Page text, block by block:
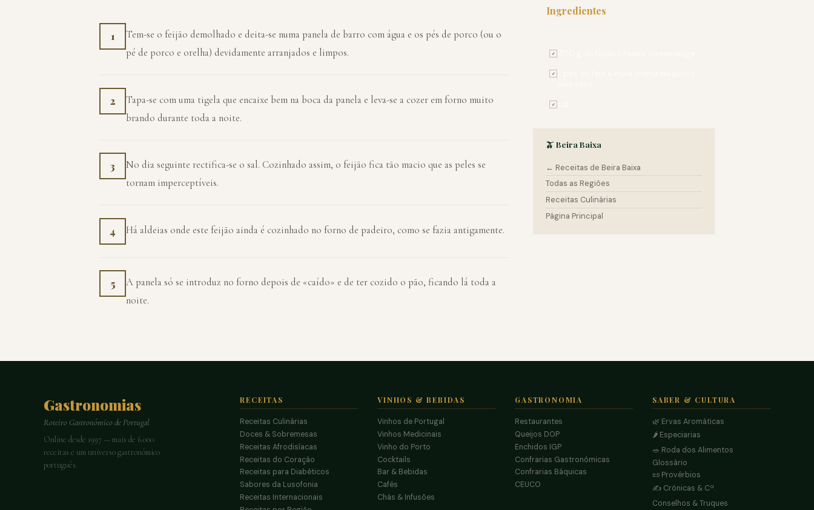
1
Tem-se o feijão demolhado e deita-se numa panela de barro com água e os pés de porco (ou o
pé de porco e orelha) devidamente arranjados e limpos.
2
Tapa-se com uma tigela que encaixe bem na boca da panela e leva-se a cozer em forno muito
brando durante toda a noite.
3
No dia seguinte rectifica-se o sal. Cozinhado assim, o feijão fica tão macio que as peles se
tornam imperceptíveis.
4 Há aldeias onde este feijão ainda é cozinhado no forno de padeiro, como se fazia antigamente.
5
A panela só se introduz no forno depois de «caído» e de ter cozido o pão, ficando lá toda a
noite.
Ingredientes
✓
✓
✓
🫒 Beira Baixa
← Receitas de Beira Baixa
Todas as Regiões
Receitas Culinárias
Página Principal
Gastronomias
Roteiro Gastronómico de Portugal
Online desde 1997 — mais de 6.000
receitas e um universo gastronómico
português.
RECEITAS
Receitas Culinárias
Doces & Sobremesas
Receitas Afrodisíacas
Receitas do Coração
Receitas para Diabéticos
Sabores da Lusofonia
Receitas Internacionais
VINHOS & BEBIDAS
Vinhos de Portugal
Vinhos Medicinais
Vinho do Porto
Cocktails
Bar & Bebidas
Cafés
Chás & Infusões
GASTRONOMIA
Restaurantes
Queijos DOP
Enchidos IGP
Confrarias Gastronómicas
Confrarias Báquicas
CEUCO
SABER & CULTURA
🌿 Ervas Aromáticas
🌶️ Especiarias
🥗 Roda dos Alimentos
Glossário
📜 Provérbios
✍️ Crónicas & Cª.
Conselhos & Truques